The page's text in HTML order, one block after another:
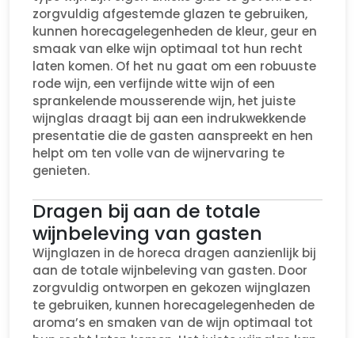
zorgvuldig afgestemde glazen te gebruiken,
kunnen horecagelegenheden de kleur, geur en
smaak van elke wijn optimaal tot hun recht
laten komen. Of het nu gaat om een robuuste
rode wijn, een verfijnde witte wijn of een
sprankelende mousserende wijn, het juiste
wijnglas draagt bij aan een indrukwekkende
presentatie die de gasten aanspreekt en hen
helpt om ten volle van de wijnervaring te
genieten.
Dragen bij aan de totale
wijnbeleving van gasten
Wijnglazen in de horeca dragen aanzienlijk bij
aan de totale wijnbeleving van gasten. Door
zorgvuldig ontworpen en gekozen wijnglazen
te gebruiken, kunnen horecagelegenheden de
aroma’s en smaken van de wijn optimaal tot